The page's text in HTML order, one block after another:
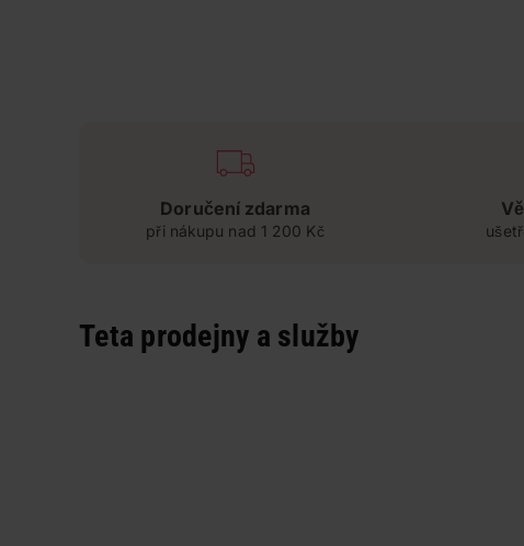
Doručení zdarma
při nákupu nad 1 200 Kč
Teta prodejny a služby